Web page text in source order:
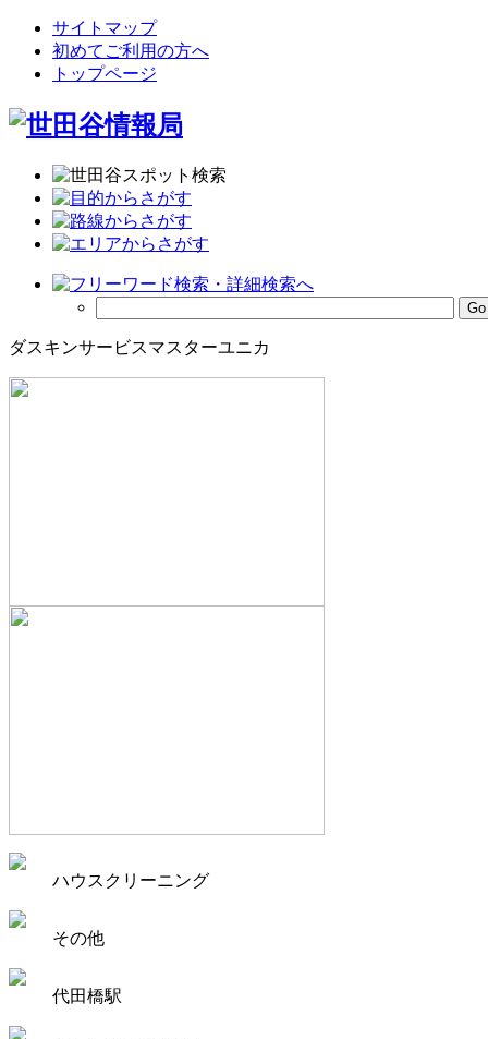
サイトマップ
初めてご利用の方へ
トップページ
ダスキンサービスマスターユニカ
ハウスクリーニング
その他
代田橋駅